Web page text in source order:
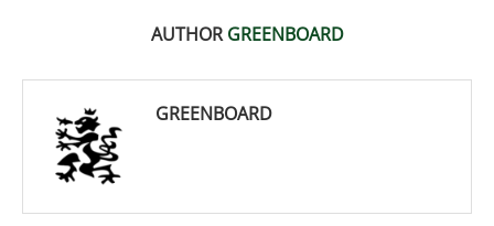
AUTHORGREENBOARD
GREENBOARD